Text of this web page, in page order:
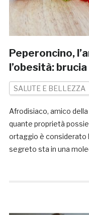
Peperoncino,
l’obesità:
SALUTE E BELLEZZA
Afrodisiaco, amico
quante proprietà
ortaggio è considerato
segreto sta in una